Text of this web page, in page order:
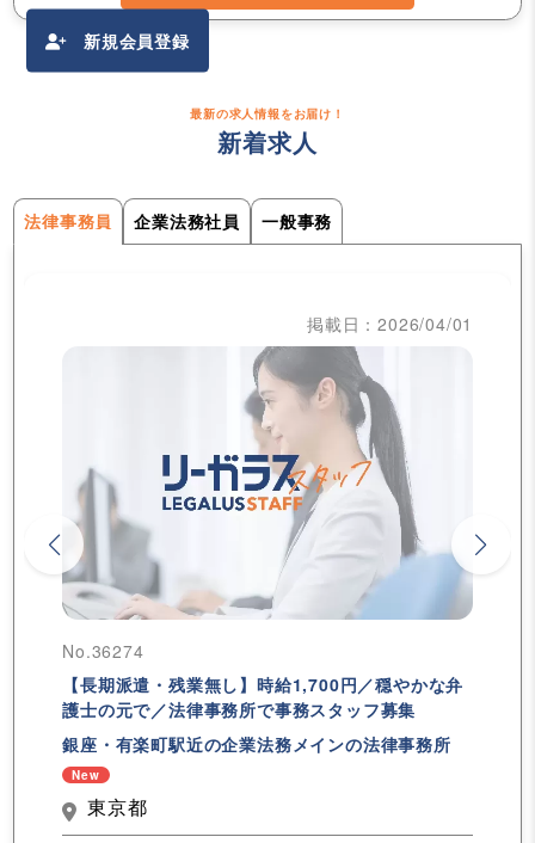
新規会員登録
最新の求人情報をお届け！
新着求人
法律事務員 企業法務社員 一般事務
掲載日：2026/04/01
No.36274
【長期派遣・残業無し】時給1,700円／穏やかな弁
護士の元で／法律事務所で事務スタッフ募集
銀座・有楽町駅近の企業法務メインの法律事務所
New
東京都